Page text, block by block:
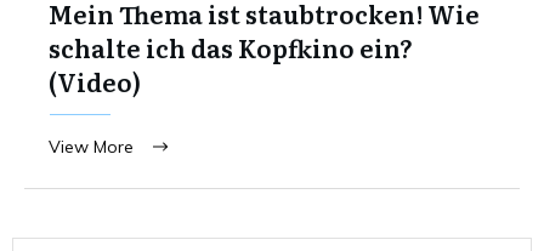
Mein Thema ist staubtrocken! Wie
schalte ich das Kopfkino ein?
(Video)
View More